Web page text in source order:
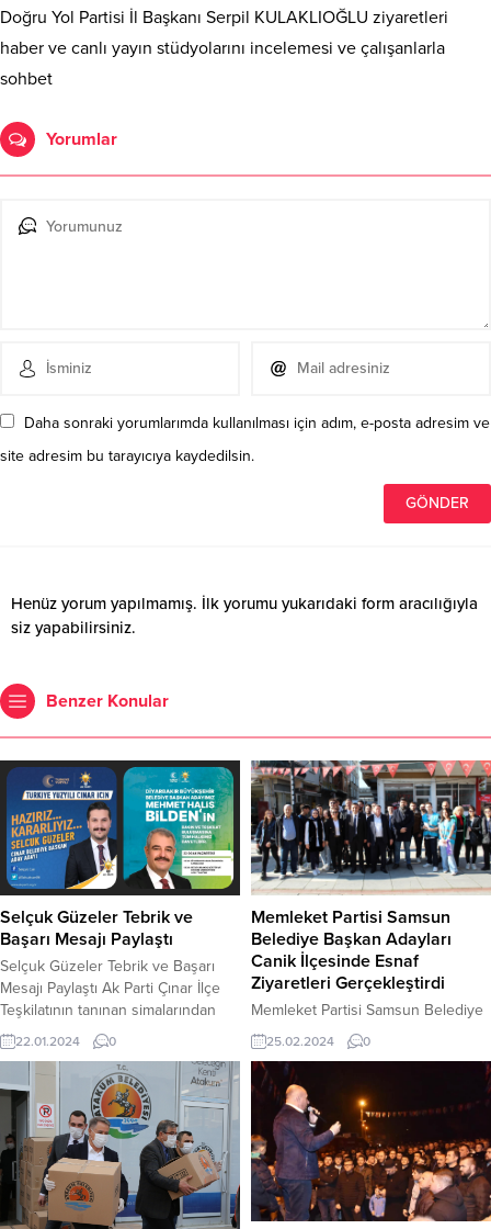
Doğru Yol Partisi İl Başkanı Serpil KULAKLIOĞLU ziyaretleri
haber ve canlı yayın stüdyolarını incelemesi ve çalışanlarla
sohbet
Yorumlar
Daha sonraki yorumlarımda kullanılması için adım, e-posta adresim ve
site adresim bu tarayıcıya kaydedilsin.
Henüz yorum yapılmamış. İlk yorumu yukarıdaki form aracılığıyla
siz yapabilirsiniz.
Benzer Konular
Selçuk Güzeler Tebrik ve
Başarı Mesajı Paylaştı
Selçuk Güzeler Tebrik ve Başarı
Mesajı Paylaştı Ak Parti Çınar İlçe
Teşkilatının tanınan simalarından
Selçuk Güzeler Çınar Belediye
Başkan Aday Adaylığını
duyurmuştu. Geçtiğimiz hafta
Diyarbakır Belediye Başkan Adayı
Mehmet Halis Bilden’in açıklanması
sonrasında tebrik ve başarı mesajı
paylaştı. Güzeler ; Bugün
Diyarbakır Havalimanında kalabalık
eşliğinde karşılanan Bilden için
22.01.2024 0
Memleket Partisi Samsun
Belediye Başkan Adayları
Canik İlçesinde Esnaf
Ziyaretleri Gerçekleştirdi
Memleket Partisi Samsun Belediye
Başkan adayları Canik İlçesinde
Esnaf Ziyaretleri Gerçekleştirdi
Memleket Partisi Samsun
Büyükşehir Belediye Başkan adayı
Seyit Ahmet Koçak, Canik Belediye
Başkan adayı Furkan Güler, İlkadım
Belediye Başkan adayı Yeşim
Kadıoğlu, Atakum Belediye Başkan
adayı Hasan Maraz Terme Belediye
25.02.2024 0